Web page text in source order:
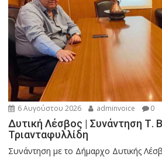
6 Αυγούστου 2026 adminvoice 0
Δυτική Λέσβος | Συνάντηση Τ.
Τριανταφυλλίδη
Συνάντηση με το Δήμαρχο Δυτικής